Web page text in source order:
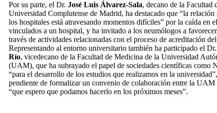
Por su parte, el Dr. José Luis Álvarez-Sala, decano de la Facultad
Universidad Complutense de Madrid, ha destacado que “la
los hospitales está atravesando momentos difíciles” por la caída en
vinculados a un hospital, y ha invitado a los neumólogos a
través de actividades relacionadas con el proceso de acreditación
Representando al entorno universitario también ha participado el
Río, vicedecano de la Facultad de Medicina de la Universidad
(UAM), que ha subrayado el papel de sociedades científicas
“para el desarrollo de los estudios que realizamos en la
pendiente de formalizar un convenio de colaboración entre la
“que espero que podamos hacerlo en los próximos meses”.